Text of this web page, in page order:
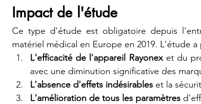
Impact de l'étude
Ce type d'étude est obligatoire depuis
matériel médical en Europe en 2019. L'étude
L'efficacité de l'appareil Rayonex et du
avec une diminution significative des
L'absence d'effets indésirables et la
L'amélioration de tous les paramètres